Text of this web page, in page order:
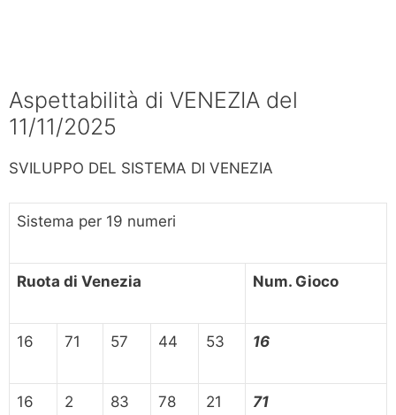
Aspettabilità di VENEZIA del
11/11/2025
SVILUPPO DEL SISTEMA DI VENEZIA
Sistema per 19 numeri
Ruota di Venezia Num. Gioco
16 71 57 44 53 16
16 2 83 78 21 71